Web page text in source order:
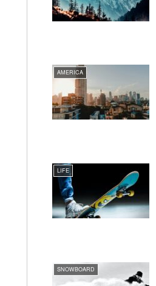
AMERICA
LIFE
SNOWBOARD